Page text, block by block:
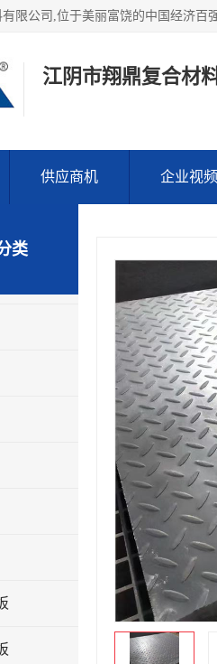
江阴市翔鼎复合材
供应商机 企业视频
类